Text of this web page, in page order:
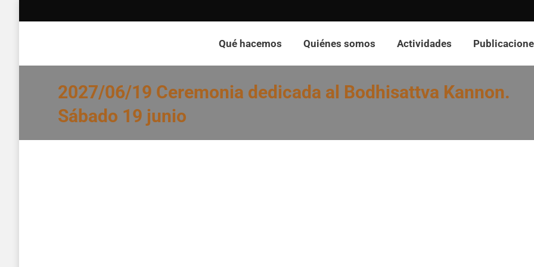
Qué hacemos Quiénes somos Actividades
2027/06/19 Ceremonia dedicada al Bodhisattva Kannon.
Sábado 19 junio